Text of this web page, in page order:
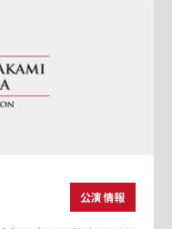
公演情報